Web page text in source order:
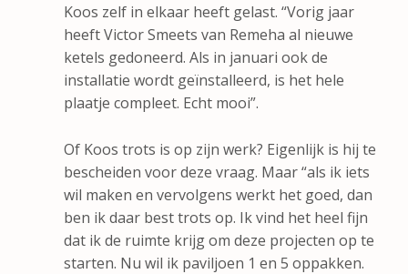
Koos zelf in elkaar heeft gelast. “Vorig jaar
heeft Victor Smeets van Remeha al nieuwe
ketels gedoneerd. Als in januari ook de
installatie wordt geïnstalleerd, is het hele
plaatje compleet. Echt mooi”.
Of Koos trots is op zijn werk? Eigenlijk is hij te
bescheiden voor deze vraag. Maar “als ik iets
wil maken en vervolgens werkt het goed, dan
ben ik daar best trots op. Ik vind het heel fijn
dat ik de ruimte krijg om deze projecten op te
starten. Nu wil ik paviljoen 1 en 5 oppakken.